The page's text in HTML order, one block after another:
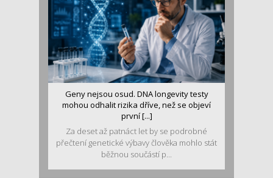
Geny nejsou osud. DNA longevity testy
mohou odhalit rizika dříve, než se objeví
první [...]
Za deset až patnáct let by se podrobné
přečtení genetické výbavy člověka mohlo stát
běžnou součástí p...